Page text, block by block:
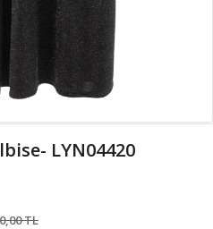
LYN04420
TL